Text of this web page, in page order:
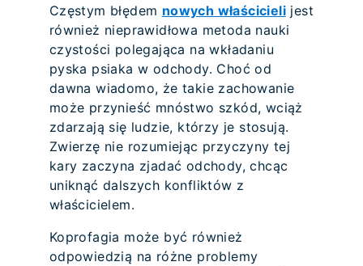
Częstym błędem nowych właścicielijest
również nieprawidłowa metoda nauki
czystości polegająca na wkładaniu
pyska psiaka w odchody. Choć od
dawna wiadomo, że takie zachowanie
może przynieść mnóstwo szkód, wciąż
zdarzają się ludzie, którzy je stosują.
Zwierzę nie rozumiejąc przyczyny tej
kary zaczyna zjadać odchody, chcąc
uniknąć dalszych konfliktów z
właścicielem.
Koprofagia może być również
odpowiedzią na różne problemy